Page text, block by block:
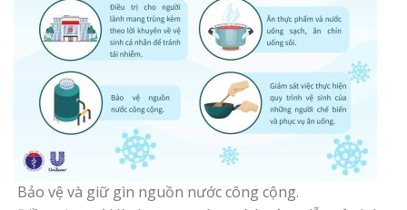
Bảo vệ và giữ gìn nguồn nước công cộng.